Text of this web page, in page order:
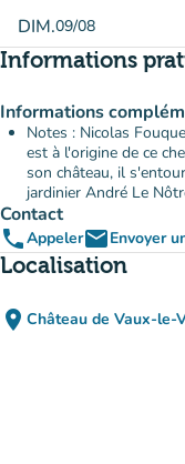
DIM.09/08
Informations
Informations
Notes : Nicolas
est à l'origine de ce
son château, il
jardinier André Le
Contact
phoneAppeleremailEnvoyer
Localisation
place Château de Vaux-le-